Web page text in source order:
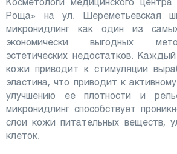
Роща» на ул. Шереметьевская
микронидлинг как один из
экономически выгодных
эстетических недостатков.
кожи приводит к стимуляции
эластина, что приводит к
улучшению ее плотности и
микронидлинг способствует
слои кожи питательных веществ,
клеток.